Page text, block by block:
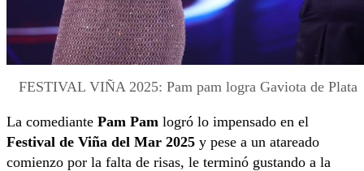
FESTIVAL VIÑA 2025: Pam pam logra Gaviota de Plata
La comediante Pam Pam logró lo impensado en el
Festival de Viña del Mar 2025 y pese a un atareado
comienzo por la falta de risas, le terminó gustando a la